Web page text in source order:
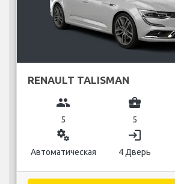
RENAULT TALISMAN
group
5
business_center
5
miscellaneous_services
Автоматическая
login
4 Дверь